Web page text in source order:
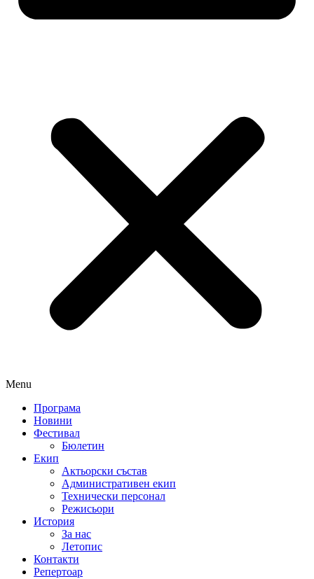
Menu
Програма
Новини
Фестивал
Бюлетин
Екип
Актьорски състав
Административен екип
Технически персонал
Режисьори
История
За нас
Летопис
Контакти
Репертоар